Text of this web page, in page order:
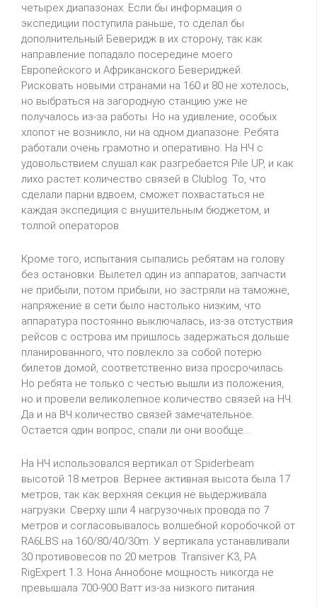
четырех диапазонах. Если бы информация о
экспедиции поступила раньше, то сделал бы
дополнительный Беверидж в их сторону, так как
направление попадало посередине моего
Европейского и Африканского Бевериджей.
Рисковать новыми странами на 160 и 80 не хотелось,
но выбраться на загородную станцию уже не
получалось из-за работы. Но на удивление, особых
хлопот не возникло, ни на одном диапазоне. Ребята
работали очень грамотно и оперативно. На НЧ с
удовольствием слушал как разгребается Pile UP, и как
лихо растет количество связей в Clublog. То, что
сделали парни вдвоем, сможет похвастаться не
каждая экспедиция с внушительным бюджетом, и
толпой операторов.
Кроме того, испытания сыпались ребятам на голову
без остановки. Вылетел один из аппаратов, запчасти
не прибыли, потом прибыли, но застряли на таможне,
напряжение в сети было настолько низким, что
аппаратура постоянно выключалась, из-за отстуствия
рейсов с острова им пришлось задержаться дольше
планированного, что повлекло за собой потерю
билетов домой, соответственно виза просрочилась.
Но ребята не только с честью вышли из положения,
но и провели великолепное количество связей на НЧ.
Да и на ВЧ количество связей замечательное.
Остается один вопрос, спали ли они вообще....
На НЧ использовался вертикал от Spiderbeam
высотой 18 метров. Вернее активная высота была 17
метров, так как верхняя секция не выдерживала
нагрузки. Сверху шли 4 нагрузочных провода по 7
метров и согласовывалось волшебной коробочкой от
RA6LBS на 160/80/40/30m. У вертикала устанавливали
30 противовесов по 20 метров. Transiver K3, PA
RigExpert 1.3. Нона Аннобоне мощность никогда не
превышала 700-900 Ватт из-за низкого питания.